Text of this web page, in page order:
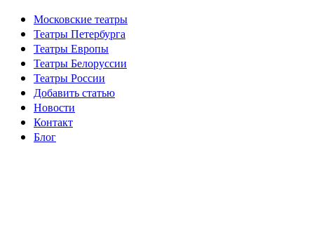
Московские театры
Театры Петербурга
Театры Европы
Театры Белоруссии
Театры России
Добавить статью
Новости
Контакт
Блог